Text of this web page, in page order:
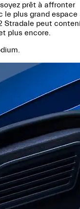
prêt à affronter
le plus grand espace
Stradale peut
plus encore.